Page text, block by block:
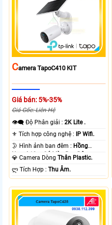
CAmera TapoC410 KIT
Giá bán: 5%-35%
Giá Gốc: Liên Hệ
👁️‍🗨 Độ Phân giải :2K Lite .
⚜️ Tích hợp công nghệ : IP Wifi.
🌛 Hình ảnh ban đêm : Hồng
Ngoại 10m Có Màu Ban Ðêm.
💎 Camera DòngThân Plastic.
️ლ Tích Hợp :Thu Âm.